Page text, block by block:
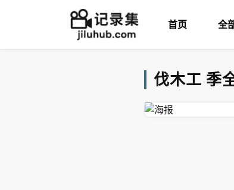
首页 全
伐木工 季